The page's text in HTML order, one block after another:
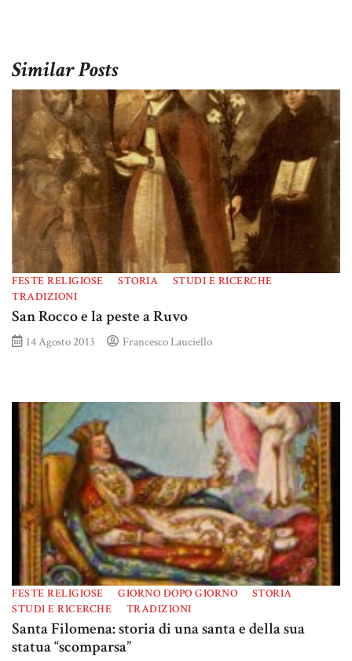
Similar Posts
FESTE RELIGIOSE STORIA
STUDI E RICERCHE
TRADIZIONI
San Rocco e la peste a Ruvo
14 Agosto 2013 Francesco Lauciello
FESTE RELIGIOSE GIORNO DOPO GIORNO
STORIA
STUDI E RICERCHE
TRADIZIONI
Santa Filomena: storia di una santa e della sua
statua “scomparsa”